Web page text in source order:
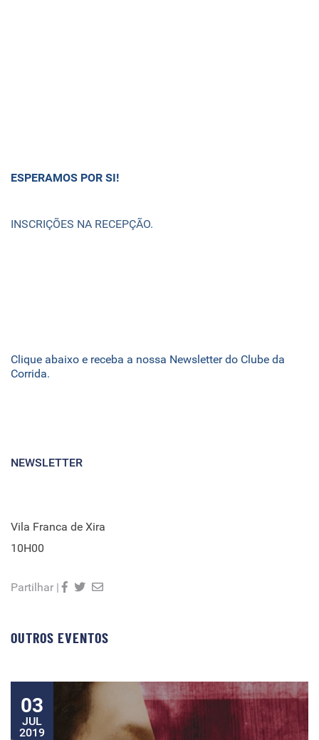
ESPERAMOS POR SI!
INSCRIÇÕES NA RECEPÇÃO.
Clique abaixo e receba a nossa Newsletter do Clube da
Corrida.
NEWSLETTER
Vila Franca de Xira
10H00
Partilhar |
OUTROS EVENTOS
03
JUL
2019